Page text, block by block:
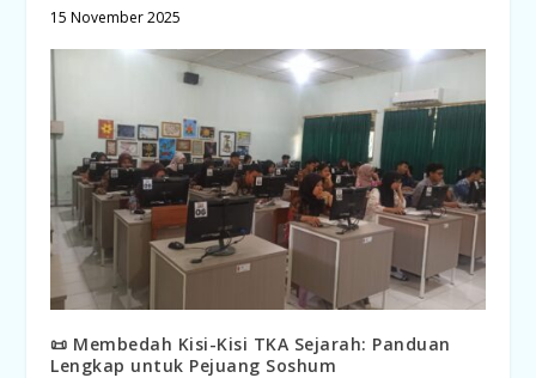
15 November 2025
📜 Membedah Kisi-Kisi TKA Sejarah: Panduan
Lengkap untuk Pejuang Soshum